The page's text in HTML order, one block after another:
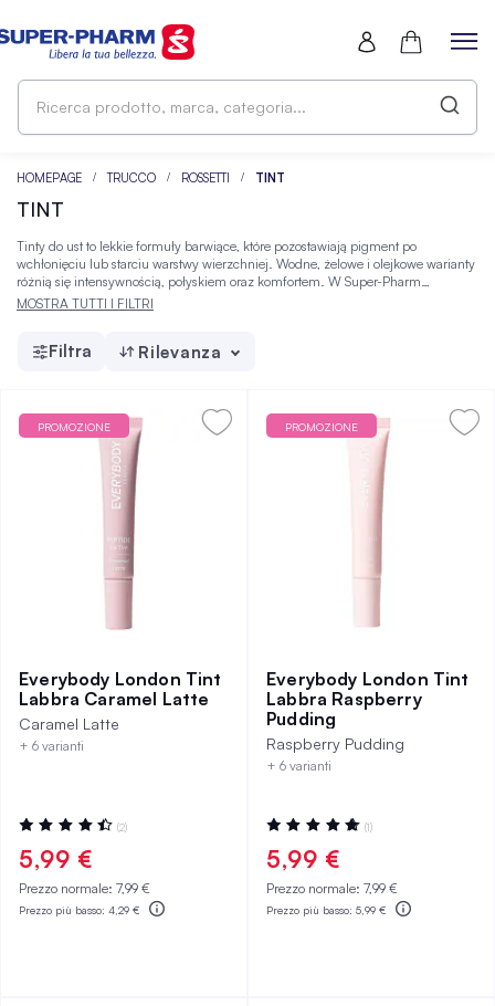
HOMEPAGE TRUCCO ROSSETTI TINT
TINT
Tinty do ust to lekkie formuły barwiące, które pozostawiają pigment po
wchłonięciu lub starciu warstwy wierzchniej. Wodne, żelowe i olejkowe warianty
różnią się intensywnością, połyskiem oraz komfortem. W Super-Pharm
znajdziesz kosmetyki do makijażu różniące się stopniem krycia oraz efektem na
MOSTRA TUTTI I FILTRI
Filtra Rilevanza
PROMOZIONE
Everybody London Tint
Labbra Caramel Latte
Caramel Latte
+ 6 varianti
Valutazione:
90%
(2)
5,99 €
Prezzo normale: 7,99 €
Prezzo più basso: 4,29 €
PROMOZIONE
Everybody London Tint
Labbra Raspberry
Pudding
Raspberry Pudding
+ 6 varianti
Valutazione:
100%
(1)
5,99 €
Prezzo normale: 7,99 €
Prezzo più basso: 5,99 €